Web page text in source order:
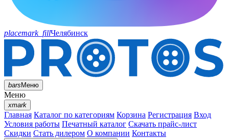
placemark_fillЧелябинск
barsМеню
Меню
xmark
Главная Каталог по категориям Корзина Регистрация Вход
Условия работы Печатный каталог Скачать прайс-лист
Скидки Стать дилером О компании Контакты